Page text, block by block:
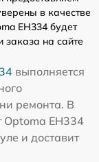
в качестве
EH334 будет
заказа на сайте
выполняется
ремонта. В
Optoma EH334
и доставит